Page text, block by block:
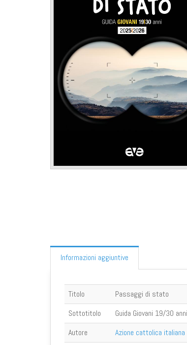
Informazioni aggiuntive
Titolo
Passaggi di stato
Sottotitolo
Guida Giovani 19/30 anni
Autore
Azione cattolica